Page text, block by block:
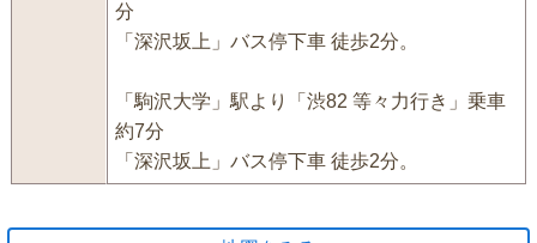
分
「深沢坂上」バス停下車 徒歩2分。
「駒沢大学」駅より「渋82 等々力行き」乗車
約7分
「深沢坂上」バス停下車 徒歩2分。